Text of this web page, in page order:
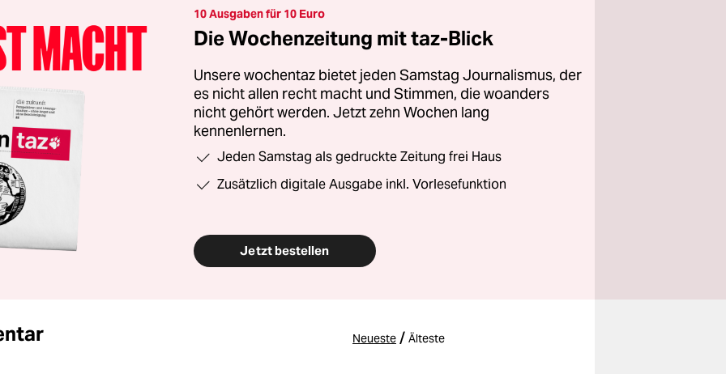
10 Ausgaben für 10 Euro
Die Wochenzeitung mit taz-Blick
Unsere wochentaz bietet jeden Samstag Journalismus, der
es nicht allen recht macht und Stimmen, die woanders
nicht gehört werden. Jetzt zehn Wochen lang
kennenlernen.
Jeden Samstag als gedruckte Zeitung frei Haus
Zusätzlich digitale Ausgabe inkl. Vorlesefunktion
Jetzt bestellen
Neueste / Älteste